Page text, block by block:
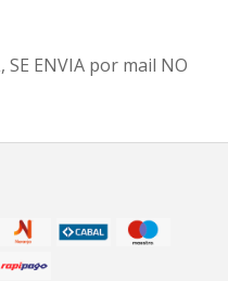
ENVIA por mail NO